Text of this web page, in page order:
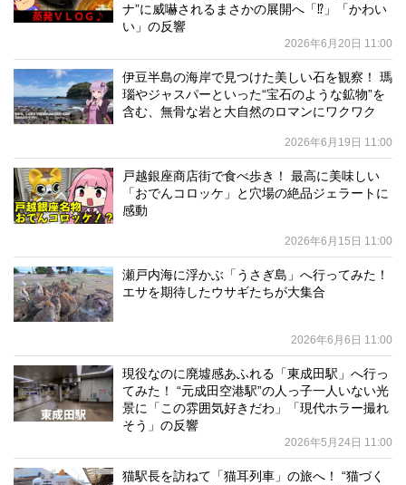
ナ”に威嚇されるまさかの展開へ「⁉」「かわい
い」の反響
2026年6月20日 11:00
伊豆半島の海岸で見つけた美しい石を観察！ 瑪
瑙やジャスパーといった“宝石のような鉱物”を
含む、無骨な岩と大自然のロマンにワクワク
2026年6月19日 11:00
戸越銀座商店街で食べ歩き！ 最高に美味しい
「おでんコロッケ」と穴場の絶品ジェラートに
感動
2026年6月15日 11:00
瀬戸内海に浮かぶ「うさぎ島」へ行ってみた！
エサを期待したウサギたちが大集合
2026年6月6日 11:00
現役なのに廃墟感あふれる「東成田駅」へ行っ
てみた！ “元成田空港駅”の人っ子一人いない光
景に「この雰囲気好きだわ」「現代ホラー撮れ
そう」の反響
2026年5月24日 11:00
猫駅長を訪ねて「猫耳列車」の旅へ！ “猫づく